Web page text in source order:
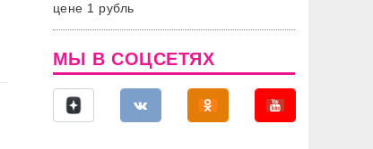
цене 1 рубль
МЫ В СОЦСЕТЯХ